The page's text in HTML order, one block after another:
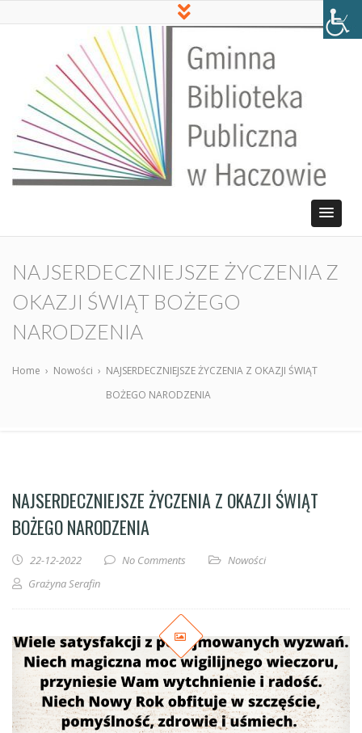
NAJSERDECZNIEJSZE ŻYCZENIA Z
OKAZJI ŚWIĄT BOŻEGO
NARODZENIA
Home › Nowości › NAJSERDECZNIEJSZE ŻYCZENIA Z OKAZJI ŚWIĄT
BOŻEGO NARODZENIA
NAJSERDECZNIEJSZE ŻYCZENIA Z OKAZJI ŚWIĄT
BOŻEGO NARODZENIA
22-12-2022 No Comments
Nowości
Grażyna Serafin